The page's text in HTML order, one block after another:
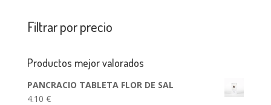
Filtrar por precio
Productos mejor valorados
PANCRACIO TABLETA FLOR DE SAL
4.10 €